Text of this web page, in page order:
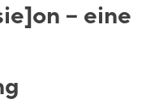
– eine
Bibliothek